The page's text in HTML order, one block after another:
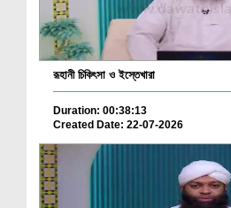
রূহানী চিকিৎসা ও ইস্তেখারা
Duration: 00:38:13
Created Date: 22-07-2026